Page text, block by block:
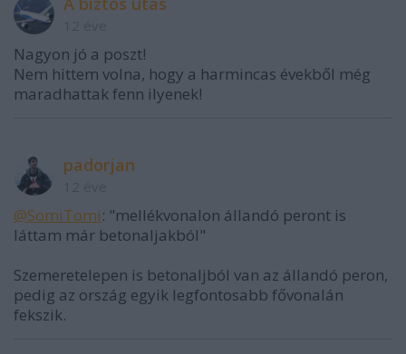
Nagyon jó a poszt!
Nem hittem volna, hogy a harmincas évekből még
maradhattak fenn ilyenek!
padorjan
@SomiTomi: "mellékvonalon állandó peront is
láttam már betonaljakból"
Szemeretelepen is betonaljból van az állandó peron,
pedig az ország egyik legfontosabb fővonalán
fekszik.